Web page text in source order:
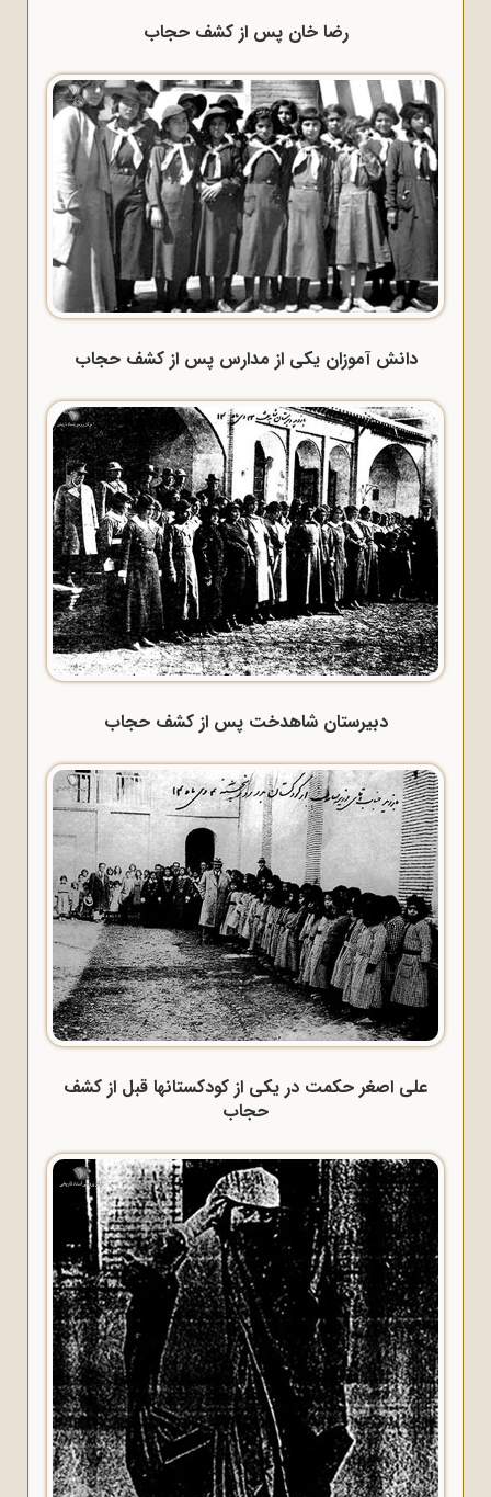
رضا خان پس از کشف حجاب
دانش آموزان یکی از مدارس پس از کشف حجاب
دبیرستان شاهدخت پس از کشف حجاب
علی اصغر حکمت در یکی از کودکستانها قبل از کشف
حجاب